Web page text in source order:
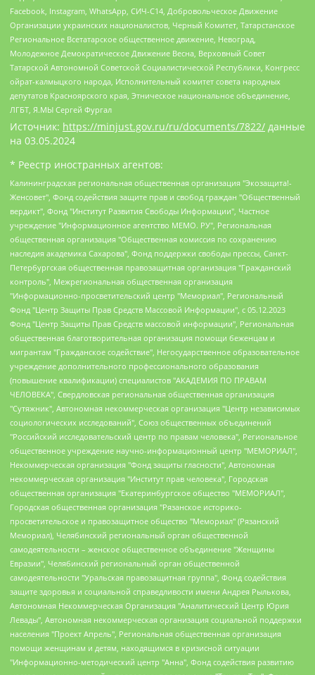
Facebook, Instagram, WhatsApp, СИЧ-С14, Добровольческое Движение
Организации украинских националистов, Черный Комитет, Татарстанское
Региональное Всетатарское общественное движение, Невоград,
Молодежное Демократическое Движение Весна, Верховный Совет
Татарской Автономной Советской Социалистической Республики, Конгресс
ойрат-калмыцкого народа, Исполнительный комитет совета народных
депутатов Красноярского края, Этническое национальное объединение,
ЛГБТ, Я.МЫ Сергей Фургал
Источник: https://minjust.gov.ru/ru/documents/7822/ данные
на 03.05.2024
* Реестр иностранных агентов:
Калининградская региональная общественная организация "Экозащита!-Женсовет", Фонд содействия защите прав и свобод граждан "Общественный вердикт", Фонд "Институт Развития Свободы Информации", Частное учреждение "Информационное агентство МЕМО. РУ", Региональная общественная организация "Общественная комиссия по сохранению наследия академика Сахарова", Фонд поддержки свободы прессы, Санкт-Петербургская общественная правозащитная организация "Гражданский контроль", Межрегиональная общественная организация "Информационно-просветительский центр "Мемориал", Региональный Фонд "Центр Защиты Прав Средств Массовой Информации", с 05.12.2023 Фонд "Центр Защиты Прав Средств массовой информации", Региональная общественная благотворительная организация помощи беженцам и мигрантам "Гражданское содействие", Негосударственное образовательное учреждение дополнительного профессионального образования (повышение квалификации) специалистов "АКАДЕМИЯ ПО ПРАВАМ ЧЕЛОВЕКА", Свердловская региональная общественная организация "Сутяжник", Автономная некоммерческая организация "Центр независимых социологических исследований", Союз общественных объединений "Российский исследовательский центр по правам человека", Региональное общественное учреждение научно-информационный центр "МЕМОРИАЛ", Некоммерческая организация "Фонд защиты гласности", Автономная некоммерческая организация "Институт прав человека", Городская общественная организация "Екатеринбургское общество "МЕМОРИАЛ", Городская общественная организация "Рязанское историко-просветительское и правозащитное общество "Мемориал" (Рязанский Мемориал), Челябинский региональный орган общественной самодеятельности – женское общественное объединение "Женщины Евразии", Челябинский региональный орган общественной самодеятельности "Уральская правозащитная группа", Фонд содействия защите здоровья и социальной справедливости имени Андрея Рылькова, Автономная Некоммерческая Организация "Аналитический Центр Юрия Левады", Автономная некоммерческая организация социальной поддержки населения "Проект Апрель", Региональная общественная организация помощи женщинам и детям, находящимся в кризисной ситуации "Информационно-методический центр "Анна", Фонд содействия развитию массовых коммуникаций и правовому просвещению "Так-так-Так", Фонд содействия устойчивому развитию "Серебряная тайга", Свердловский региональный общественный фонд социальных проектов "Новое время", "Idel.Реалии", Кавказ.Реалии, Крым.Реалии, Телеканал Настоящее Время, Татаро-башкирская служба Радио Свобода (Azatliq Radiosi), Радио Свободная Европа/Радио Свобода (PCE/PC), "Сибирь.Реалии", "Фактограф", Благотворительный фонд помощи осужденным и их семьям, Автономная некоммерческая организация "Институт глобализации и социальных движений", Фонд "В защиту прав заключенных", Частное учреждение "Центр поддержки и содействия развитию средств массовой информации", Пензенский региональный общественный благотворительный фонд "Гражданский союз", "Север.Реалии", Некоммерческая организация Фонд "Правовая инициатива", Общество с ограниченной ответственностью "Радио Свободная Европа/Радио Свобода", Чешское информационное агентство "MEDIUM-ORIENT", Красноярская региональная общественная организация "Мы против СПИДа", Камалягин Денис Николаевич, Маркелов Сергей Евгеньевич, Пономарев Лев Александрович, Савицкая Людмила Алексеевна, Автономная некоммерческая организация "Центр по работе с проблемой насилия "НАСИЛИЮ.НЕТ", Межрегиональный профессиональный союз работников здравоохранения "Альянс врачей", Юридическое лицо, зарегистрированное в Латвийской Республике, SIA "Medusa Project" (регистрационный номер 40103797863, дата регистрации 10.06.2014), Некоммерческая организация "Фонд по борьбе с коррупцией", Автономная некоммерческая организация "Институт права и публичной политики", Баданин Роман Сергеевич, Гликин Максим Александрович, Железнова Мария Михайловна, Лукьянова Юлия Сергеевна, Маетная Елизавета Витальевна, Маняхин Петр Борисович, Чуракова Ольга Владимировна, Ярош Юлия Петровна, Юридическое лицо "The Insider SIA", зарегистрированное в Риге, Латвийская Республика (дата регистрации 26.06.2015), являющееся администратором доменного имени интернет-издания "The Insider SIA", https://theins.ru, Постернак Алексей Евгеньевич, Рубин Михаил Аркадьевич, Анин Роман Александрович, Юридическое лицо Istories fonds, зарегистрированное в Латвийской Республике (регистрационный номер 50008295751, дата регистрации 24.02.2020), Великовский Дмитрий Александрович, Долинина Ирина Николаевна, Мароховская Алеся Алексеевна, Шлейнов Роман Юрьевич, Шмагун Олеся Валентиновна, Общество с ограниченной ответственностью "Альтаир 2021", Общество с ограниченной ответственностью "Вега 2021", Общество с ограниченной ответственностью "Главный редактор 2021", Общество с ограниченной ответственностью "Ромашки монолит", Важенков Артем Валерьевич, Ивановская областная общественная организация "Центр гендерных исследований", Гурман Юрий Альбертович, Медиапроект "ОВД-Инфо", Егоров Владимир Владимирович, Жилинский Владимир Александрович, Общество с ограниченной ответственностью "ЗП", Иванова София Юрьевна, Карезина Инна Павловна, Кильтау Екатерина Викторовна, Петров Алексей Викторович, Пискунов Сергей Евгеньевич, Смирнов Сергей Сергеевич, Тихонов Михаил Сергеевич, Общество с ограниченной ответственностью "ЖУРНАЛИСТ-ИНОСТРАННЫЙ АГЕНТ", Арапова Галина Юрьевна, Вольтская Татьяна Анатольевна, Американская компания "Mason G.E.S. Anonymous Foundation" (США), являющаяся владельцем интернет-издания https://mnews.world/, Компания "Stichting Bellingcat", зарегистрированная в Нидерландах (дата регистрации 11.07.2018), Захаров Андрей Вячеславович, Клепиковская Екатерина Дмитриевна, Общество с ограниченной ответственностью "МЕМО", Перл Роман Александрович, Симонов Евгений Алексеевич, Соловьева Елена Анатольевна, Сотников Даниил Владимирович, Сурначева Елизавета Дмитриевна, Автономная некоммерческая организация по защите прав человека и информированию населения "Якутия – Наше Мнение", Общество с ограниченной ответственностью "Москоу диджитал медиа", с 26.01.2023 Общество с ограниченной ответственностью "Чайка Белые сады", Ветошкина Валерия Валерьевна, Заговора Максим Александрович, Межрегиональное общественное движение "Российская ЛГБТ - сеть", Оленичев Максим Владимирович, Павлов Иван Юрьевич, Скворцова Елена Сергеевна, Общество с ограниченной ответственностью "Как бы инагент", Кочетков Игорь Викторович, Общество с ограниченной ответственностью "Честные выборы", Еланчик Олег Александрович, Общество с ограниченной ответственностью "Нобелевский призыв", Гималова Регина Эмилевна, Григорьев Андрей Валерьевич, Григорьева Алина Александровна, Ассоциация по содействию защите прав призывников, альтернативнослужащих и военнослужащих "Правозащитная группа "Гражданин.Армия.Право", Хисамова Регина Фаритовна, Автономная некоммерческая организация по реализации социально-правовых программ "Лилит", Дальневосточное общественное движение "Маяк", Санкт-Петербургская ЛГБТ-инициативная группа "Выход", Инициативная группа ЛГБТ+ "Реверс", Алексеев Андрей Викторович, Бекбулатова Таисия Львовна, Беляев Иван Михайлович, Владыкина Елена Сергеевна, Гельман Марат Александрович, Никульшина Вероника Юрьевна, Толоконникова Надежда Андреевна, Шендерович Виктор Анатольевич, Общество с ограниченной ответственностью "Данное сообщение", Общество с ограниченной ответственностью Издательский дом "Новая глава", Айнбиндер Александра Александровна, Московский комьюнити-центр для ЛГБТ+инициатив, Благотворительный фонд развития филантропии, Deutsche Welle (Германия, Kurt-Schumacher-Strasse 3, 53113 Bonn), Борзунова Мария Михайловна, Воробьев Виктор Викторович, Голубева Анна Львовна, Константинова Алла Михайловна, Малкова Ирина Владимировна, Мурадов Мурад Абдулгалимович, Осетинская Елизавета Николаевна, Понасенков Евгений Николаевич, Ганапольский Матвей Юрьевич, Киселев Евгений Алексеевич, Борухович Ирина Григорьевна, Дремин Иван Тимофеевич, Дубровский Дмитрий Викторович, Красноярская региональная общественная организация поддержки и развития альтернативных образовательных технологий и межкультурных коммуникаций "ИНТЕРРА", Маяковская Екатерина Алексеевна, Фейгин Марк Захарович, Филимонов Андрей Викторович, Дзугкоева Регина Николаевна, Доброхотов Роман Александрович, Дудь Юрий Александрович, Елкин Сергей Владимирович, Кругликов Кирилл Игоревич, Сабунаева Мария Леонидовна, Семенов Алексей Владимирович, Шаинян Карен Багратович, Шульман Екатерина Михайловна, Асафьев Артур Валерьевич, Вахштайн Виктор Семенович, Венедиктов Алексей Алексеевич, Лушникова Екатерина Евгеньевна, Волков Леонид Михайлович, Невзоров Александр Глебович, Пархоменко Сергей Борисович, Сироткин Ярослав Николаевич, Кара-Мурза Владимир Владимирович, Баранова Наталья Владимировна, Гозман Леонид Яковлевич, Кагарлицкий Борис Юльевич, Климарев Михаил Валерьевич, Милов Владимир Станиславович, Автономная некоммерческая организация Краснодарский центр современного искусства "Типография", Моргенштерн Алишер Тагирович, Соболь Любовь Эдуардовна, Общество с ограниченной ответственностью "ЛИЗА НОРМ", Каспаров Гарри Кимович, Ходорковский Михаил Борисович, Общество с ограниченной ответственностью "Апрельские тезисы", Данилович Ирина Брониславовна, Кашин Олег Владимирович, Петров Николай Владимирович, Пивоваров Алексей Владимирович, Соколов Михаил Владимирович, Цветкова Юлия Владимировна, Чичваркин Евгений Александрович, Комитет против пыток/Команда против пыток, Общество с ограниченной ответственностью "Первый научный", Общество с ограниченной ответственностью "Вертолет и ко", Белоцерковская Вероника Борисовна, Кац Максим Евгеньевич, Лазарева Татьяна Юрьевна, Шаведдинов Руслан Табризович, Яшин Илья Валерьевич, Общество с ограниченной ответственностью "Иноагент ААВ", Алешковский Дмитрий Петрович, Альбац Евгения Марковна, Быков Дмитрий Львович, Галямина Юлия Евгеньевна, Лойко Сергей Леонидович, Мартынов Кирилл Константинович, Медведев Сергей Александрович, Крашенинников Федор Геннадиевич, Гордеева Катерина Вл